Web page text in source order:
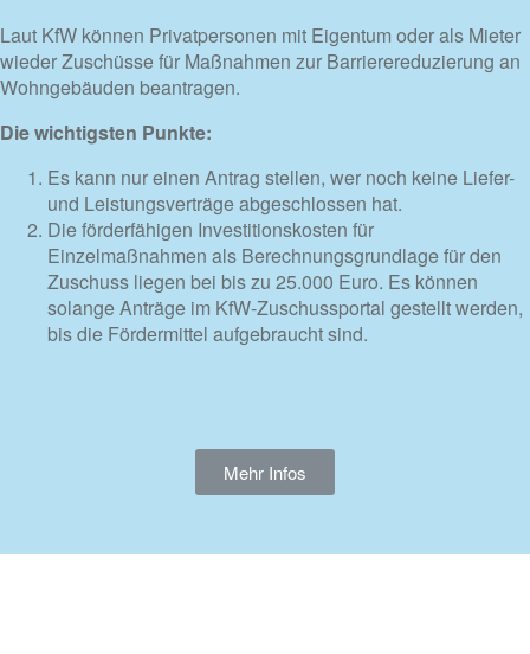
Laut KfW können Privatpersonen mit Eigentum oder als Mieter
wieder Zuschüsse für Maßnahmen zur Barrierereduzierung an
Wohngebäuden beantragen.
Die wichtigsten Punkte:
Es kann nur einen Antrag stellen, wer noch keine Liefer-
und Leistungsverträge abgeschlossen hat.
Die förderfähigen Investitionskosten für
Einzelmaßnahmen als Berechnungsgrundlage für den
Zuschuss liegen bei bis zu 25.000 Euro. Es können
solange Anträge im KfW-Zuschussportal gestellt werden,
bis die Fördermittel aufgebraucht sind.
Mehr Infos